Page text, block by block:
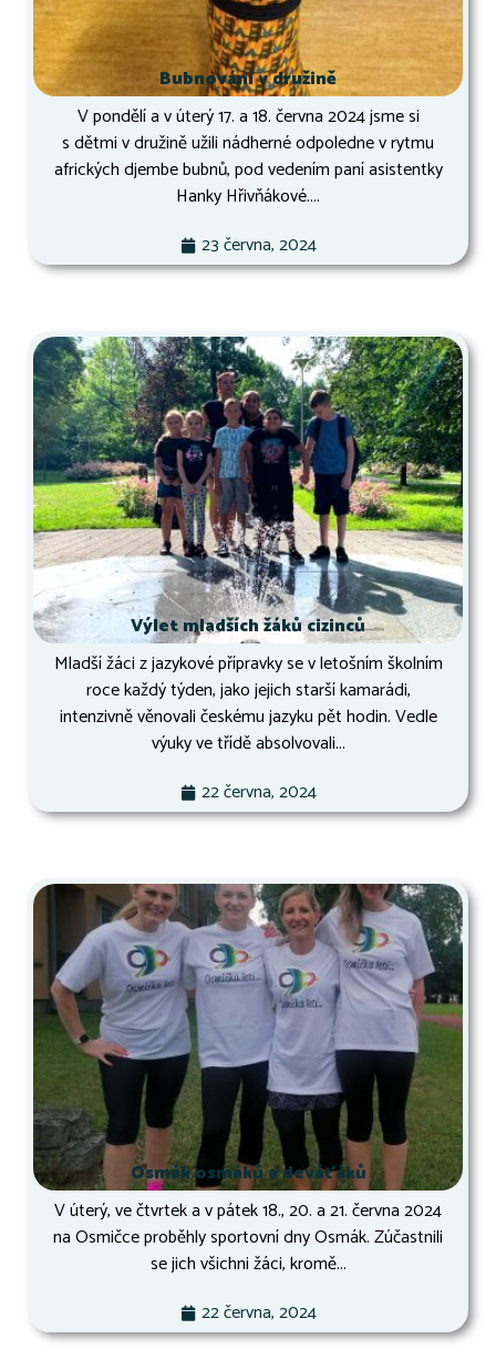
Bubnování v družině
V pondělí a v úterý 17. a 18. června 2024 jsme si
s dětmi v družině užili nádherné odpoledne v rytmu
afrických djembe bubnů, pod vedením paní asistentky
Hanky Hřivňákové....
23 června, 2024
Výlet mladších žáků cizinců
Mladší žáci z jazykové přípravky se v letošním školním
roce každý týden, jako jejich starší kamarádi,
intenzivně věnovali českému jazyku pět hodin. Vedle
výuky ve třídě absolvovali...
22 června, 2024
Osmák osmáků a deváťáků
V úterý, ve čtvrtek a v pátek 18., 20. a 21. června 2024
na Osmičce proběhly sportovní dny Osmák. Zúčastnili
se jich všichni žáci, kromě...
22 června, 2024